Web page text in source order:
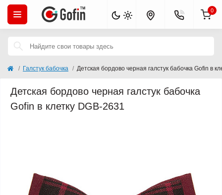
0
Галстук бабочка Детская бордово черная галстук бабочка Gofin в
Детская бордово черная галстук бабочка
Gofin в клетку DGB-2631